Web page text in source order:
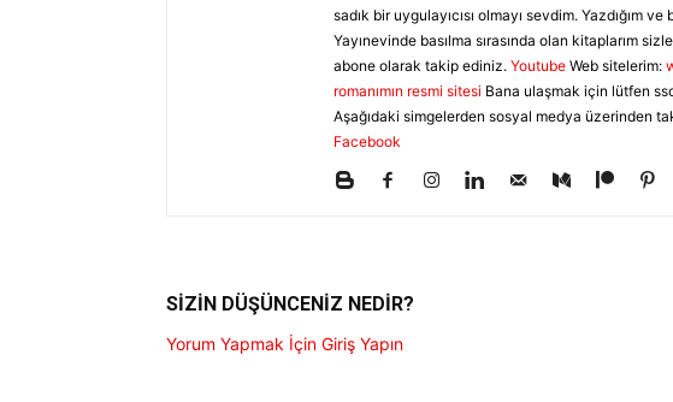
sadık bir uygulayıcısı olmayı sevdim. Yazdığım
Yayınevinde basılma sırasında olan kitaplarım
abone olarak takip ediniz. Youtube Web sitelerim:
romanımın resmi sitesi Bana ulaşmak için lütfen
Aşağıdaki simgelerden sosyal medya üzerinden
Facebook
SİZİN DÜŞÜNCENİZ NEDİR?
Yorum Yapmak İçin Giriş Yapın